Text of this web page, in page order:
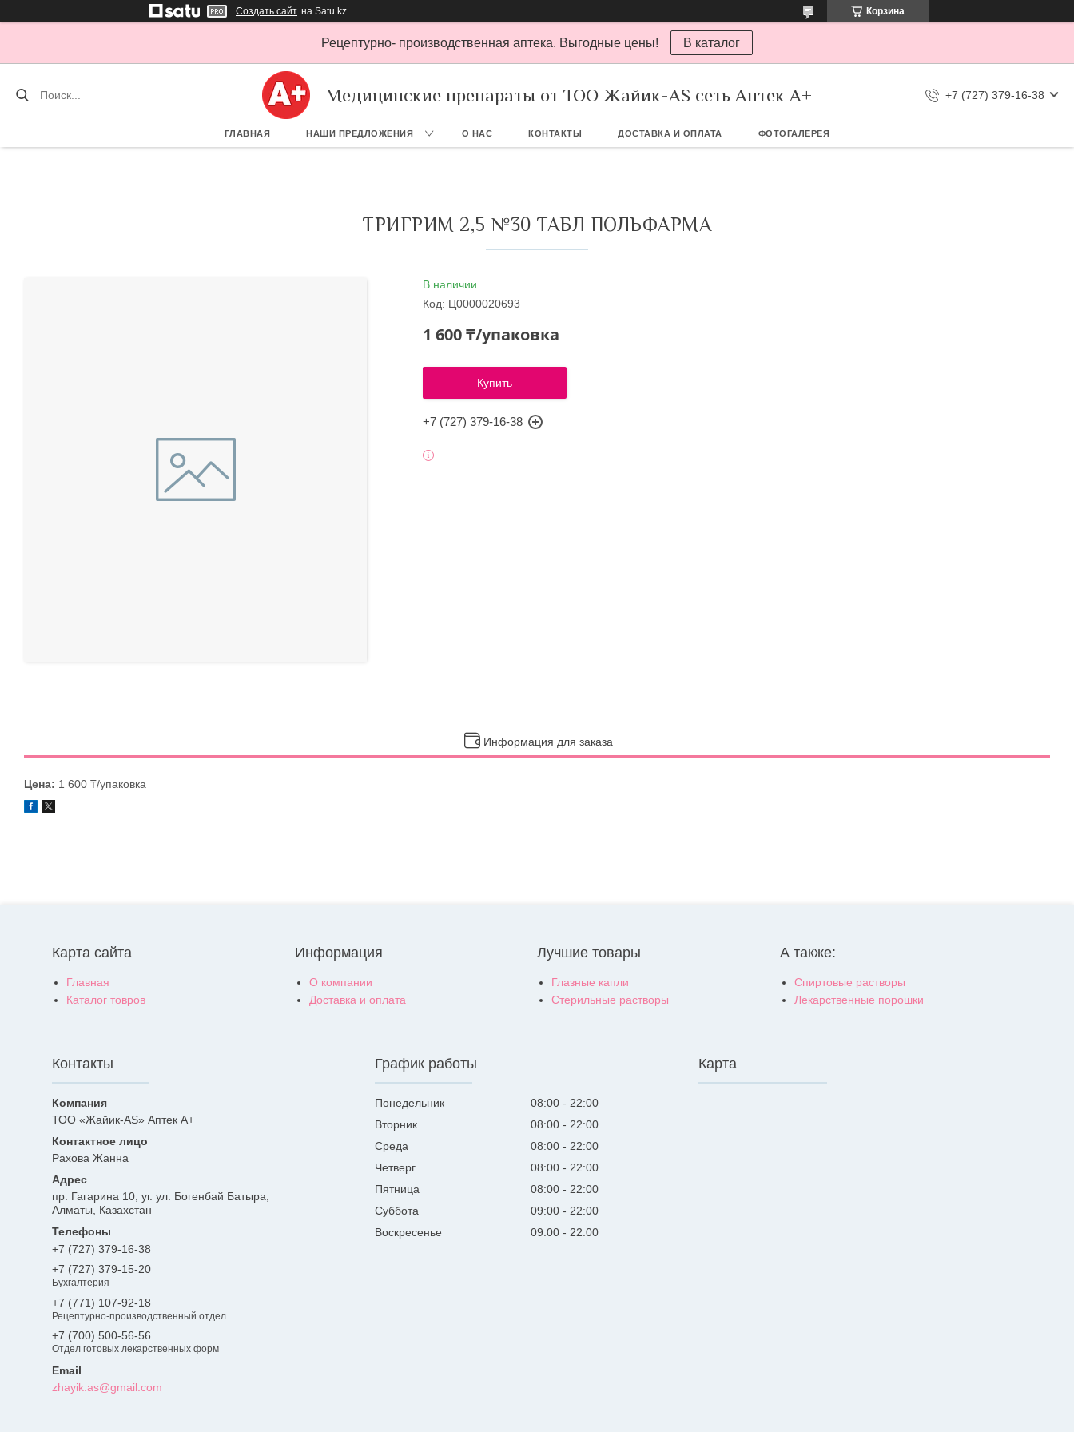
Создать сайт на Satu.kz Корзина
Рецептурно- производственная аптека. Выгодные цены! В каталог
Медицинские препараты от ТОО Жайик-AS сеть Аптек А+ +7 (727) 379-16-38
ГЛАВНАЯ НАШИ ПРЕДЛОЖЕНИЯ О НАС КОНТАКТЫ ДОСТАВКА И ОПЛАТА ФОТОГАЛЕРЕЯ
ТРИГРИМ 2,5 №30 ТАБЛ ПОЛЬФАРМА
В наличии
Код: Ц0000020693
1 600 ₸/упаковка
Купить
+7 (727) 379-16-38
Информация для заказа
Цена: 1 600 ₸/упаковка
Карта сайта
Главная
Каталог товров
Информация
О компании
Доставка и оплата
Лучшие товары
Глазные капли
Стерильные растворы
А также:
Спиртовые растворы
Лекарственные порошки
Контакты
ТОО «Жайик-AS» Аптек А+
Рахова Жанна
пр. Гагарина 10, уг. ул. Богенбай Батыра,
Алматы, Казахстан
+7 (727) 379-16-38
+7 (727) 379-15-20
Бухгалтерия
+7 (771) 107-92-18
Рецептурно-производственный отдел
+7 (700) 500-56-56
Отдел готовых лекарственных форм
zhayik.as@gmail.com
График работы
Понедельник 08:00
22:00
Вторник
08:00
22:00
Среда
08:00
22:00
Четверг
08:00
22:00
Пятница
08:00
22:00
Суббота
09:00
22:00
Воскресенье
09:00 22:00
Карта